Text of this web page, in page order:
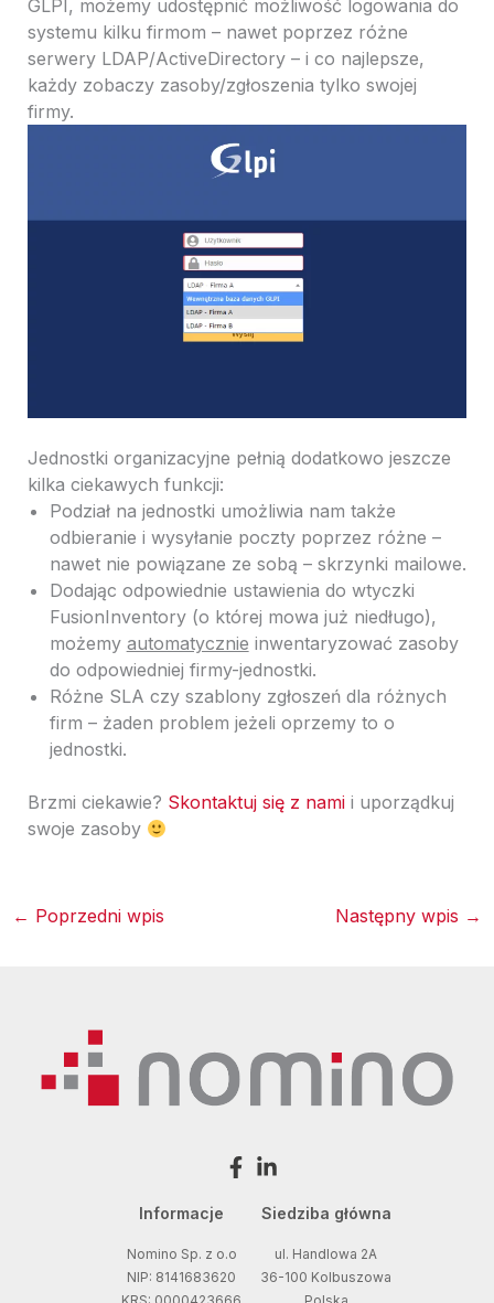
GLPI, możemy udostępnić możliwość logowania do
systemu kilku firmom – nawet poprzez różne
serwery LDAP/ActiveDirectory – i co najlepsze,
każdy zobaczy zasoby/zgłoszenia tylko swojej
firmy.
Jednostki organizacyjne pełnią dodatkowo jeszcze
kilka ciekawych funkcji:
Podział na jednostki umożliwia nam także
odbieranie i wysyłanie poczty poprzez różne –
nawet nie powiązane ze sobą – skrzynki mailowe.
Dodając odpowiednie ustawienia do wtyczki
FusionInventory (o której mowa już niedługo),
możemy automatycznie inwentaryzować zasoby
do odpowiedniej firmy-jednostki.
Różne SLA czy szablony zgłoszeń dla różnych
firm – żaden problem jeżeli oprzemy to o
jednostki.
Brzmi ciekawie? Skontaktuj się z namii uporządkuj
swoje zasoby
← Poprzedni wpis Następny wpis →
Informacje
Nomino Sp. z o.o
NIP: 8141683620
Siedziba główna
ul. Handlowa 2A
36-100 Kolbuszowa